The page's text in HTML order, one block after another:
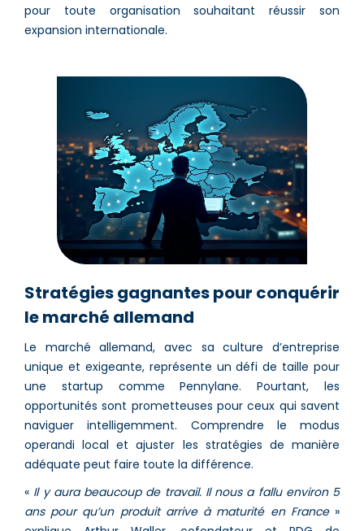
pour toute organisation souhaitant réussir son
expansion internationale.
Stratégies gagnantes pour conquérir
le marché allemand
Le marché allemand, avec sa culture d’entreprise
unique et exigeante, représente un défi de taille pour
une startup comme Pennylane. Pourtant, les
opportunités sont prometteuses pour ceux qui savent
naviguer intelligemment. Comprendre le modus
operandi local et ajuster les stratégies de manière
adéquate peut faire toute la différence.
« Il y aura beaucoup de travail. Il nous a fallu environ 5
ans pour qu’un produit arrive à maturité en France»